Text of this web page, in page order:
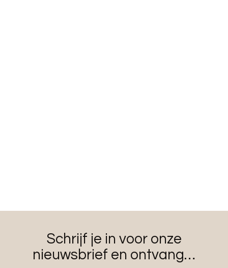
Schrijf je in voor onze
nieuwsbrief en ontvang…